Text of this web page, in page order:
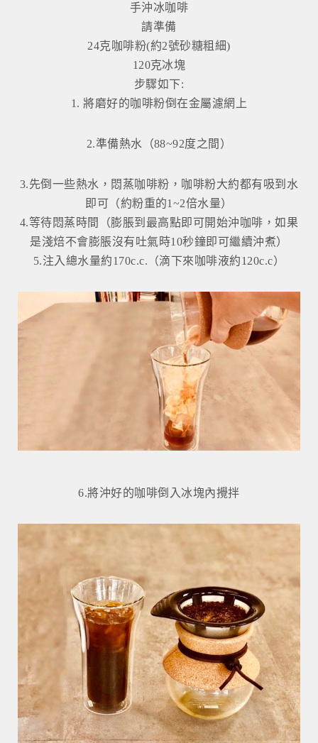
手沖冰咖啡
請準備
24克咖啡粉(約2號砂糖粗細)
120克冰塊
步驟如下:
1. 將磨好的咖啡粉倒在金屬濾網上
2.準備熱水（88~92度之間）
3.先倒一些熱水，悶蒸咖啡粉，咖啡粉大約都有吸到水
即可（約粉重的1~2倍水量）
4.等待悶蒸時間（膨脹到最高點即可開始沖咖啡，如果
是淺焙不會膨脹沒有吐氣時10秒鐘即可繼續沖煮）
5.注入總水量約170c.c.（滴下來咖啡液約120c.c）
6.將沖好的咖啡倒入冰塊內攪拌